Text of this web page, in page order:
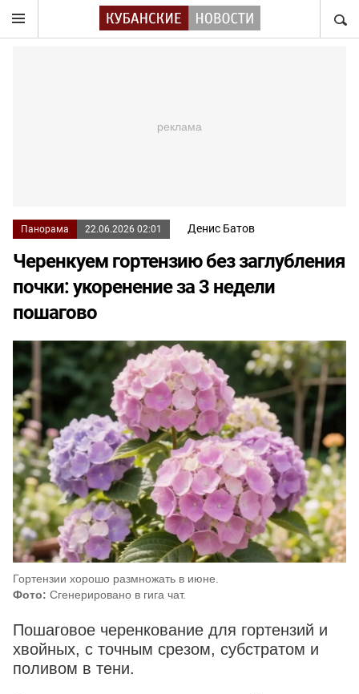
Панорама 22.06.2026 02:01 Денис Батов
Черенкуем гортензию без заглубления
почки: укоренение за 3 недели
пошагово
Гортензии хорошо размножать в июне.
Фото: Сгенерировано в гига чат.
Пошаговое черенкование для гортензий и
хвойных, с точным срезом, субстратом и
поливом в тени.